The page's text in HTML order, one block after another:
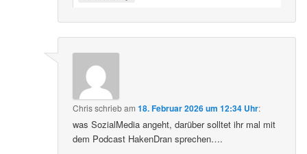
Chrisschriebam18. Februar 2026 um 12:34 Uhr:
was SozialMedia angeht, darüber solltet ihr mal mit
dem Podcast HakenDran sprechen….